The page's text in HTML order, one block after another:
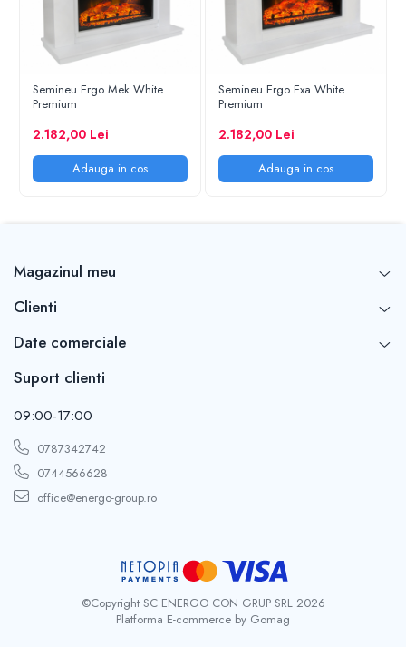
Semineu Ergo Mek White
Premium
2.182,00 Lei
Adauga in cos
Semineu Ergo Exa White
Premium
2.182,00 Lei
Adauga in cos
Magazinul meu
Clienti
Date comerciale
Suport clienti
09:00-17:00
0787342742
0744566628
office@energo-group.ro
©Copyright SC ENERGO CON GRUP SRL 2026
Platforma E-commerce by Gomag